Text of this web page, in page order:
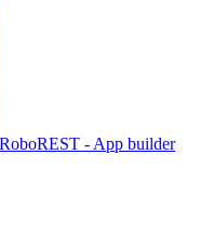
RoboREST - App builder